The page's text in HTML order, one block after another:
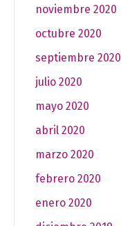
noviembre 2020
octubre 2020
septiembre 2020
julio 2020
mayo 2020
abril 2020
marzo 2020
febrero 2020
enero 2020